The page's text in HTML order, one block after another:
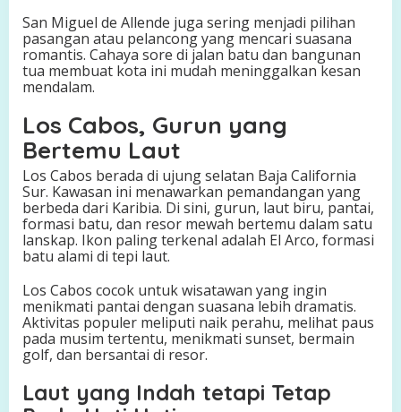
San Miguel de Allende juga sering menjadi pilihan
pasangan atau pelancong yang mencari suasana
romantis. Cahaya sore di jalan batu dan bangunan
tua membuat kota ini mudah meninggalkan kesan
mendalam.
Los Cabos, Gurun yang
Bertemu Laut
Los Cabos berada di ujung selatan Baja California
Sur. Kawasan ini menawarkan pemandangan yang
berbeda dari Karibia. Di sini, gurun, laut biru, pantai,
formasi batu, dan resor mewah bertemu dalam satu
lanskap. Ikon paling terkenal adalah El Arco, formasi
batu alami di tepi laut.
Los Cabos cocok untuk wisatawan yang ingin
menikmati pantai dengan suasana lebih dramatis.
Aktivitas populer meliputi naik perahu, melihat paus
pada musim tertentu, menikmati sunset, bermain
golf, dan bersantai di resor.
Laut yang Indah tetapi Tetap